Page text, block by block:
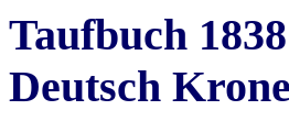
Taufbuch
Deutsch Krone